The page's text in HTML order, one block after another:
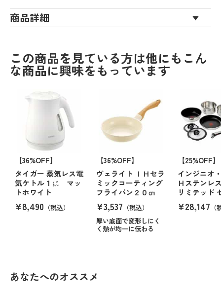
商品詳細
この商品を見ている方は他にもこん
な商品に興味をもっています
【36%OFF】
タイガー 蒸気レス電
気ケトル１㍑ マッ
トホワイト
¥8,490 （税込）
【36%OFF】
ヴェライト ＩＨセラ
ミックコーティング
フライパン２０㎝
¥3,537 （税込）
厚い底面で変形しにく
く熱が均一に伝わる
【25%OFF】
インジニオ
Ｈステンレ
リミテッド
¥28,147
あなたへのオススメ